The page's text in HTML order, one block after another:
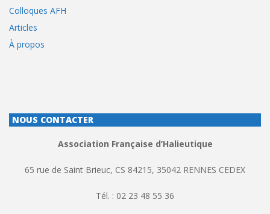
Colloques AFH
Articles
À propos
NOUS CONTACTER
Association Française d’Halieutique
65 rue de Saint Brieuc, CS 84215, 35042 RENNES CEDEX
Tél. : 02 23 48 55 36